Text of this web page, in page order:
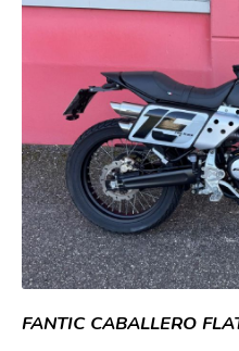
FANTIC CABALLERO